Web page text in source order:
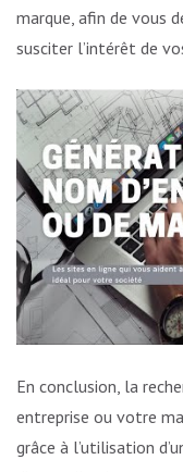
marque, afin de vous
susciter l’intérêt de
En conclusion, la
entreprise ou votre
grâce à l’utilisation